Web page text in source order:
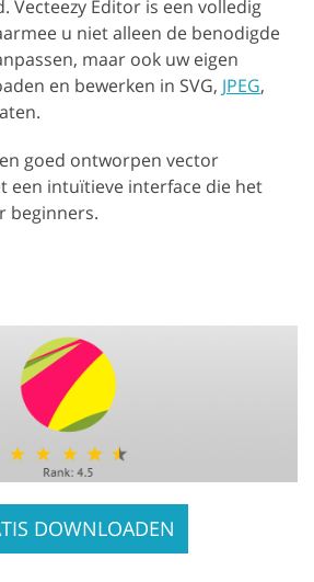
Vecteezy Editor is een volledig
u niet alleen de benodigde
maar ook uw eigen
en bewerken in SVG, JPEG,
goed ontworpen vector
een intuïtieve interface die het
beginners.
DOWNLOADEN